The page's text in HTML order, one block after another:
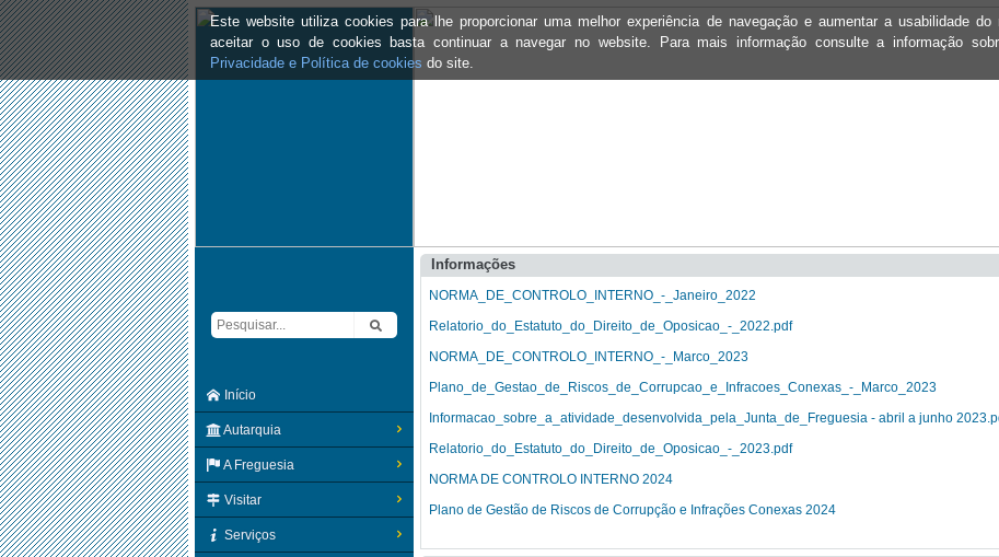
Este website utiliza cookies para lhe proporcionar uma melhor experiência de navegação e aumentar a usabilidade do
aceitar o uso de cookies basta continuar a navegar no website. Para mais informação consulte a informação
Privacidade e Política de cookies do site.
Início
Autarquia
A Freguesia
Visitar
Serviços
Informações
NORMA_DE_CONTROLO_INTERNO_-_Janeiro_2022
Relatorio_do_Estatuto_do_Direito_de_Oposicao_-_2022.pdf
NORMA_DE_CONTROLO_INTERNO_-_Marco_2023
Plano_de_Gestao_de_Riscos_de_Corrupcao_e_Infracoes_Conexas_-_Marco_2023
Informacao_sobre_a_atividade_desenvolvida_pela_Junta_de_Freguesia - abril a junho
Relatorio_do_Estatuto_do_Direito_de_Oposicao_-_2023.pdf
NORMA DE CONTROLO INTERNO 2024
Plano de Gestão de Riscos de Corrupção e Infrações Conexas 2024